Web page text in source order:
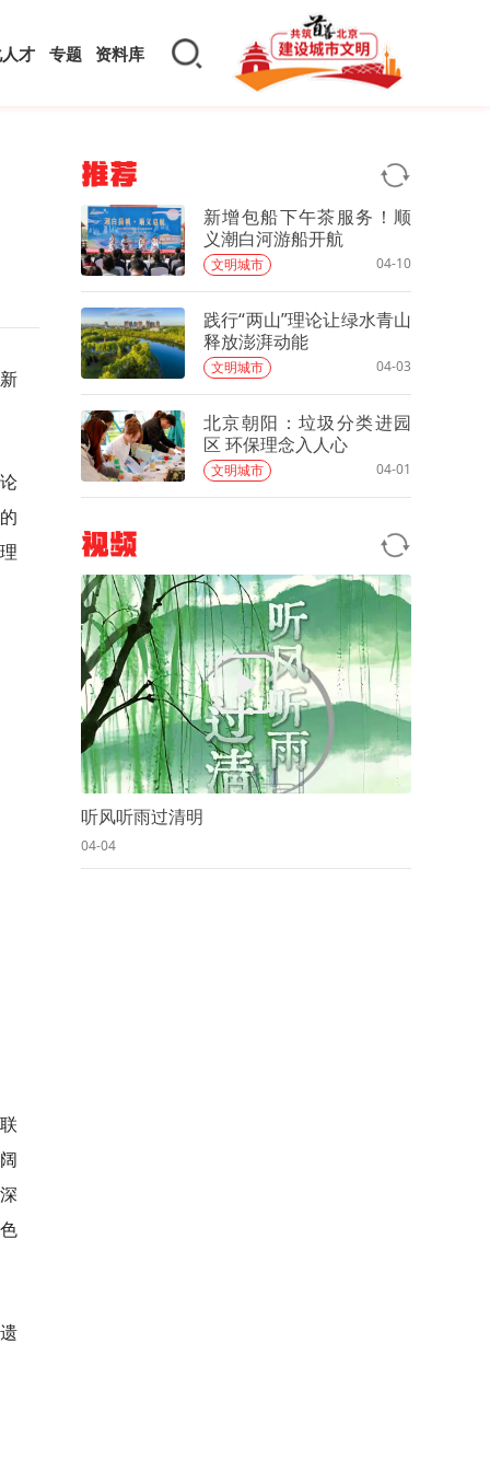
才 专题 资料库
推荐
新增包船下午茶服务！顺
义潮白河游船开航
文明城市 04-10
践行“两山”理论让绿水青山
释放澎湃动能
文明城市 04-03
北京朝阳：垃圾分类进园
区 环保理念入人心
文明城市 04-01
视频
听风听雨过清明
04-04